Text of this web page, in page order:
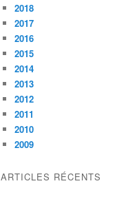
2018
2017
2016
2015
2014
2013
2012
2011
2010
2009
ARTICLES RÉCENTS